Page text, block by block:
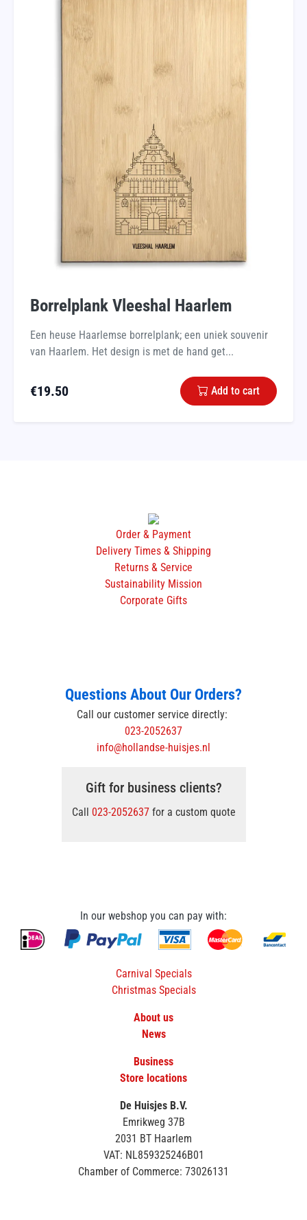
Borrelplank Vleeshal Haarlem
Een heuse Haarlemse borrelplank; een uniek souvenir
van Haarlem. Het design is met de hand get...
€19.50 Add to cart
Order & Payment
Delivery Times & Shipping
Returns & Service
Sustainability Mission
Corporate Gifts
Questions About Our Orders?
Call our customer service directly:
023-2052637
info@hollandse-huisjes.nl
Gift for business clients?
Call 023-2052637for a custom quote
In our webshop you can pay with:
Carnival Specials
Christmas Specials
About us
News
Business
Store locations
De Huisjes B.V.
Emrikweg 37B
2031 BT Haarlem
VAT: NL859325246B01
Chamber of Commerce: 73026131